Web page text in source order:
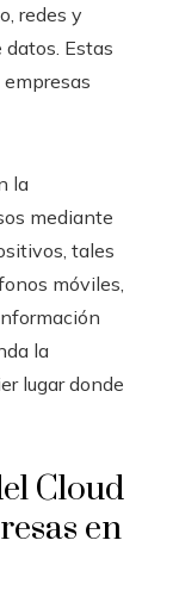
redes y
Estas
la
mediante
tales
móviles,
la
lugar donde
Cloud
en